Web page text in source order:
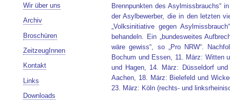
Wir über uns
Archiv
Broschüren
ZeitzeugInnen
Kontakt
Links
Downloads
Вrennpunkten des Asylmissbrauchs“
der Asylbewerber, die in den letzten
„Volksinitiative gegen
behandeln. Ein „bundesweites
wäre gewiss“, so „Pro NRW“.
Bochum und Essen, 11. März: Witten
und Hagen, 14. März: Düsseldorf
Aachen, 18. März: Bielefeld und
23. März: Köln (rechts- und